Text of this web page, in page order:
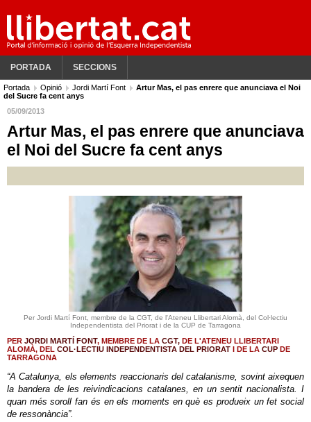
PORTADA SECCIONS
Portada Opinió Jordi Martí Font
Artur Mas, el pas enrere que anunciava el Noi
del Sucre fa cent anys
05/09/2013
Artur Mas, el pas enrere que anunciava
el Noi del Sucre fa cent anys
Per Jordi Martí Font, membre de la CGT, de l'Ateneu Llibertari Alomà, del Col·lectiu
Independentista del Priorat i de la CUP de Tarragona
PER JORDI MARTÍ FONT, MEMBRE DE LA CGT, DE L'ATENEU LLIBERTARI
ALOMÀ, DEL COL·LECTIU INDEPENDENTISTA DEL PRIORAT I DE LA CUP DE
TARRAGONA
“A Catalunya, els elements reaccionaris del catalanisme, sovint aixequen
la bandera de les reivindicacions catalanes, en un sentit nacionalista. I
quan més soroll fan és en els moments en què es produeix un fet social
de ressonància”.